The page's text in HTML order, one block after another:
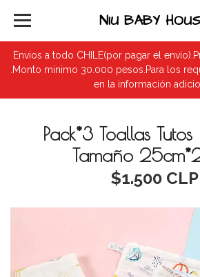
Envios a todo CHILE(por pagar el
.Monto minimo 30.000 pesos.Para los
en la información
NIU BABY
Pack*3 Toallas
Tamaño
$1.500 CLP